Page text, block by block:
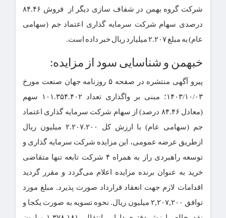
شرکت گروه بهمن در شفاف سازی دیگر از فروش ۸۴.۴۶
درصدی سهام شرکت سرمایه گذاری اعتماد جم (سهامی
عام) به مبلغ ۲.۲۰۷ میلیارد ریال خبر داده است.
خبهمن و شناسایی سود از مزایده:
پیرو آگهی منتشره در صفحه ۵ روزنامه جهان صنعت مورخ
۱۴۰۳/۱۰/۰۳؛ مبنی بر واگذاری تعداد ۱۰۱.۳۵۴.۴۰۲ سهم
(معادل ۸۴.۴۶ درصد) از سهام شرکت سرمایه گذاری اعتماد
جم (سهامی عام) با ارزش کل ۲.۲۰۷.۲۰۰ میلیون ریال
ازطریق عرضه عمومی، این مزایده شرکت سرمایه گذاری و
توسعه راهبردی راز به همراه ۴ شرکت تابعه تنها متقاضی
خرید به عنوان برنده مزایده اعلام می‌گردد و مقرر گردید
اقدامات لازم جهت انعقاد قرارداد صورت پذیرد. مبلغ مورد
توافق ۲,۲۰۷,۲۰۰ میلیون ریال. نحوه تسویه به صورت یکجا و